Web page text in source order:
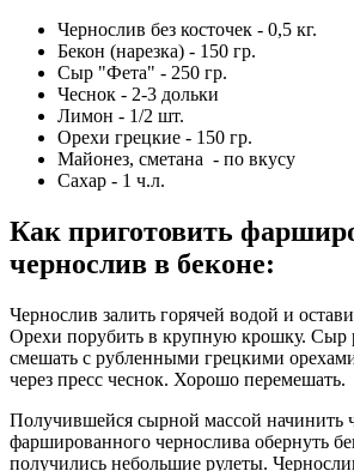
Чернослив без косточек - 0,5 кг.
Бекон (нарезка) - 150 гр.
Сыр "Фета" - 250 гр.
Чеснок - 2-3 дольки
Лимон - 1/2 шт.
Орехи грецкие - 150 гр.
Майонез, сметана - по вкусу
Сахар - 1 ч.л.
Как приготовить
чернослив в беконе:
Чернослив залить горячей водой и
Орехи порубить в крупную крошку. Сыр
смешать с рубленными грецкими
через пресс чеснок. Хорошо перемешать.
Получившейся сырной массой начинить
фаршированного чернослива обернуть
получились небольшие рулеты.